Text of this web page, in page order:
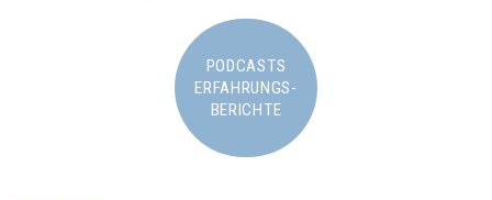
PODCASTS
ERFAHRUNGS-
BERICHTE